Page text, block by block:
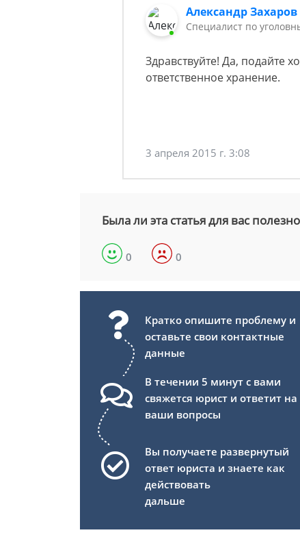
Александр Захаров
Специалист по
Здравствуйте! Да, подайте
ответственное хранение.
3 апреля 2015 г. 3:08
Была ли эта статья для вас
0 0
Кратко опишите проблему и
оставьте свои контактные
данные
В течении 5 минут с вами
свяжется юрист и ответит на
ваши вопросы
Вы получаете развернутый
ответ юриста и знаете как
действовать
дальше